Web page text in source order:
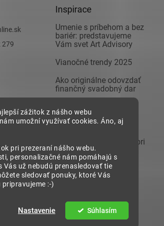
zážitok z nášho webu
umožní využívať cookies. Áno, aj
pri prezeraní nášho webu.
personalizačné nám pomáhajú s
už nebudú prenasledovať tie
sledovať ponuky, ktoré Vás
:-)
Súhlasím
Nastavenie
279
Inspirace
Umenie s príbehom a bez
bariér: predstavujeme
Vám svet Art Advisory
Vianočné trendy 2025
Ako originálne odovzdať
finančný svadobný dar
Ako zariadiť modernú
spálňu a na čo si dať
pozor pri zariaďovaní
Nechajte sa inšpirovať pri
zariadení predsieň!